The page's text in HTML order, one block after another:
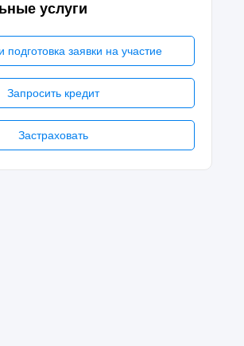
услуги
подготовка заявки на участие
Запросить кредит
Застраховать